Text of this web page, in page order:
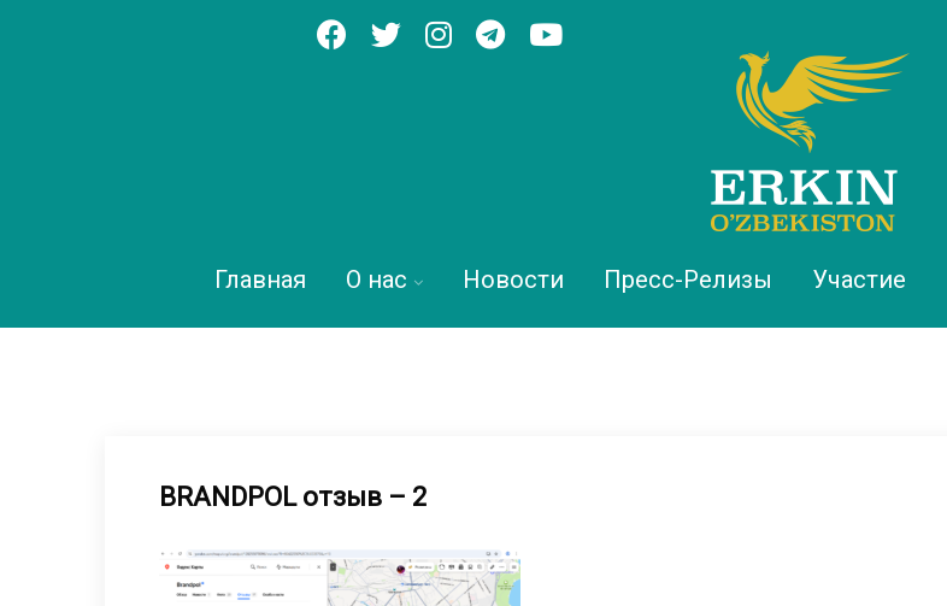
Главная О нас Новости Пресс-Релизы Участие
BRANDPOL отзыв – 2